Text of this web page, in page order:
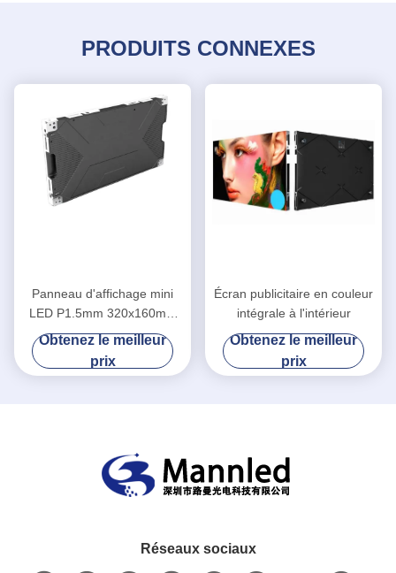
PRODUITS CONNEXES
Panneau d'affichage mini
LED P1.5mm 320x160mm
Grand angle de vision avec
le pilote de courant constant
Obtenez le meilleur
prix
Écran publicitaire en couleur
intégrale à l'intérieur
Obtenez le meilleur
prix
Réseaux sociaux